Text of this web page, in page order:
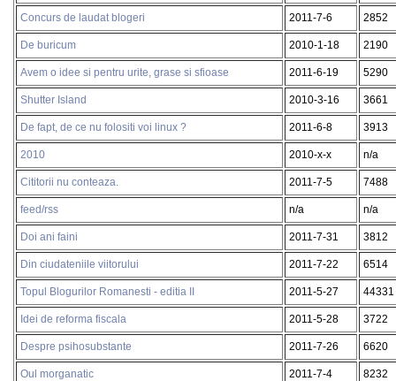
Concurs de laudat blogeri 2011-7-6 2852
De buricum 2010-1-18 2190
Avem o idee si pentru urite, grase si sfioase 2011-6-19 5290
Shutter Island 2010-3-16 3661
De fapt, de ce nu folositi voi linux ? 2011-6-8 3913
2010 2010-x-x n/a
Cititorii nu conteaza. 2011-7-5 7488
feed/rss n/a n/a
Doi ani faini 2011-7-31 3812
Din ciudateniile viitorului 2011-7-22 6514
Topul Blogurilor Romanesti - editia II 2011-5-27 44331
Idei de reforma fiscala 2011-5-28 3722
Despre psihosubstante 2011-7-26 6620
Oul morganatic 2011-7-4 8232